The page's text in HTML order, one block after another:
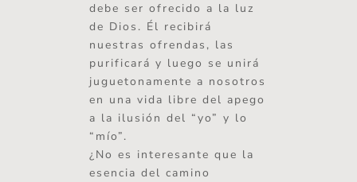
debe ser ofrecido a la luz
de Dios. Él recibirá
nuestras ofrendas, las
purificará y luego se unirá
juguetonamente a nosotros
en una vida libre del apego
a la ilusión del “yo” y lo
“mío”.
¿No es interesante que la
esencia del camino